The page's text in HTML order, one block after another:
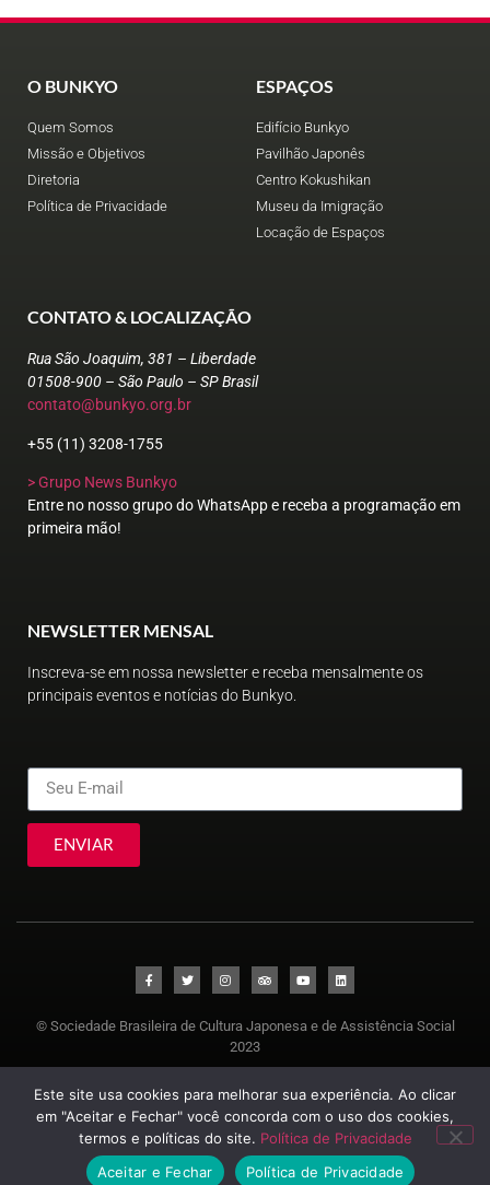
O BUNKYO
Quem Somos
Missão e Objetivos
Diretoria
Política de Privacidade
ESPAÇOS
Edifício Bunkyo
Pavilhão Japonês
Centro Kokushikan
Museu da Imigração
Locação de Espaços
CONTATO & LOCALIZAÇÃO
Rua São Joaquim, 381 – Liberdade
01508-900 – São Paulo – SP Brasil
contato@bunkyo.org.br
+55 (11) 3208-1755
> Grupo News Bunkyo
Entre no nosso grupo do WhatsApp e receba a programação em
primeira mão!
NEWSLETTER MENSAL
Inscreva-se em nossa newsletter e receba mensalmente os
principais eventos e notícias do Bunkyo.
ENVIAR
© Sociedade Brasileira de Cultura Japonesa e de Assistência Social
2023
Este site usa cookies para melhorar sua experiência. Ao clicar
em "Aceitar e Fechar" você concorda com o uso dos cookies,
termos e políticas do site. Política de Privacidade
Aceitar e Fechar
Política de Privacidade